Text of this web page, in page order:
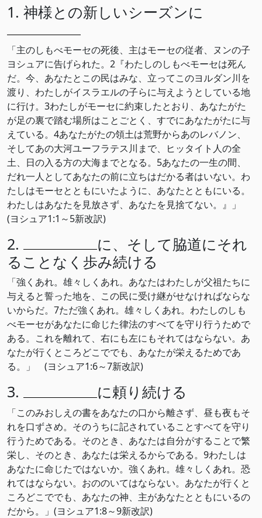
1. 神様との新しいシーズンに
「主のしもべモーセの死後、主はモーセの従者、ヌンの子
ヨシュアに告げられた。2『わたしのしもべモーセは死ん
だ。今、あなたとこの民はみな、立ってこのヨルダン川を
渡り、わたしがイスラエルの子らに与えようとしている地
に行け。3わたしがモーセに約束したとおり、あなたがた
が足の裏で踏む場所はことごとく、すでにあなたがたに与
えている。4あなたがたの領土は荒野からあのレバノン、
そしてあの大河ユーフラテス川まで、ヒッタイト人の全
土、日の入る方の大海までとなる。5あなたの一生の間、
だれ一人としてあなたの前に立ちはだかる者はいない。わ
たしはモーセとともにいたように、あなたとともにいる。
わたしはあなたを見放さず、あなたを見捨てない。』」
(ヨシュア1:1～5新改訳)
2.
に、そして脇道にそれ
ることなく歩み続ける
「強くあれ。雄々しくあれ。あなたはわたしが父祖たちに
与えると誓った地を、この民に受け継がせなければならな
いからだ。7ただ強くあれ。雄々しくあれ。わたしのしも
べモーセがあなたに命じた律法のすべてを守り行うためで
ある。これを離れて、右にも左にもそれてはならない。あ
なたが行くところどこででも、あなたが栄えるためであ
る。」 (ヨシュア1:6～7新改訳)
3. に頼り続ける
「このみおしえの書をあなたの口から離さず、昼も夜もそ
れを口ずさめ。そのうちに記されていることすべてを守り
行うためである。そのとき、あなたは自分がすることで繁
栄し、そのとき、あなたは栄えるからである。9わたしは
あなたに命じたではないか。強くあれ。雄々しくあれ。恐
れてはならない。おののいてはならない。あなたが行くと
ころどこででも、あなたの神、主があなたとともにいるの
だから。」(ヨシュア1:8～9新改訳)